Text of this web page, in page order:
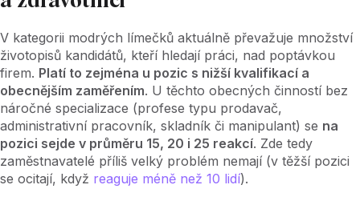
V kategorii modrých límečků aktuálně převažuje množství
životopisů kandidátů, kteří hledají práci, nad poptávkou
firem. Platí to zejména u pozic s nižší kvalifikací a
obecnějším zaměřením. U těchto obecných činností bez
náročné specializace (profese typu prodavač,
administrativní pracovník, skladník či manipulant) se na
pozici sejde v průměru 15, 20 i 25 reakcí. Zde tedy
zaměstnavatelé příliš velký problém nemají (v těžší pozici
se ocitají, když reaguje méně než 10 lidí).